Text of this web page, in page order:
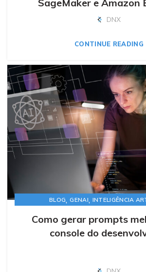
SageMaker e Amazon
DNX
CONTINUE READING
BLOG,GENAI, INTELIGÊNCIA
Como gerar prompts
console do